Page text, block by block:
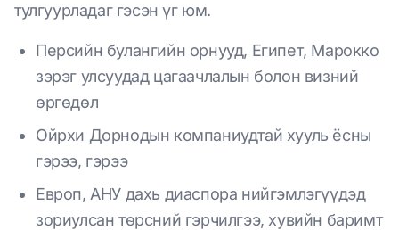
тулгуурладаг гэсэн үг юм.
Персийн булангийн орнууд, Египет, Марокко
зэрэг улсуудад цагаачлалын болон визний
өргөдөл
Ойрхи Дорнодын компаниудтай хууль ёсны
гэрээ, гэрээ
Европ, АНУ дахь диаспора нийгэмлэгүүдэд
зориулсан төрсний гэрчилгээ, хувийн баримт